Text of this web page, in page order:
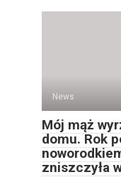
News
Mój mąż
domu. Rok
zniszczyła